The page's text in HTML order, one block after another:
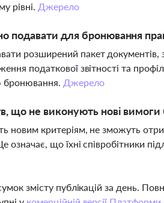
рівні. Джерело
подавати для бронювання
розширений пакет документів,
податкової звітності та
бронювання. Джерело
що не виконують нові
новим критеріям, не зможуть
що їхні співробітники
змісту публікацій за день.